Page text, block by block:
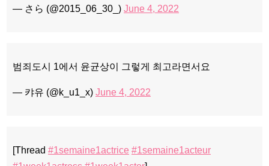
— さら (@2015_06_30_) June 4, 2022
범죄도시 1에서 윤균상이 그렇게 최고라면서요
— 캬유 (@k_u1_x) June 4, 2022
[Thread #1semaine1actrice #1semaine1acteur